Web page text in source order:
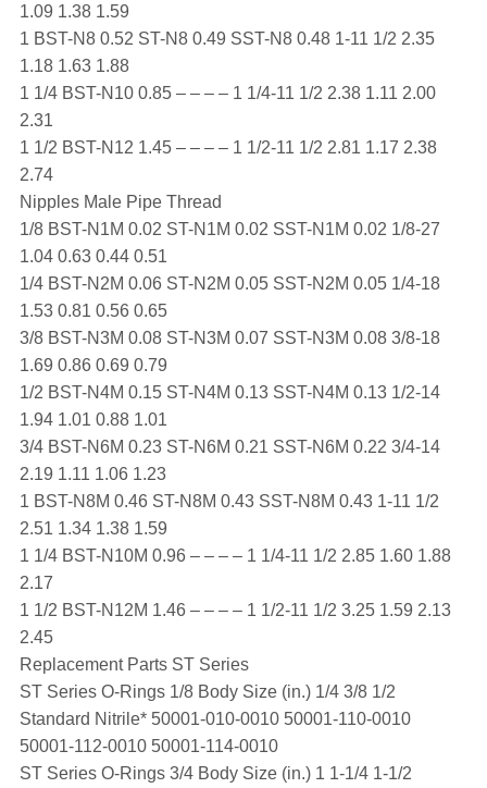
1.09 1.38 1.59
1 BST-N8 0.52 ST-N8 0.49 SST-N8 0.48 1-11 1/2 2.35
1.18 1.63 1.88
1 1/4 BST-N10 0.85 – – – – 1 1/4-11 1/2 2.38 1.11 2.00
2.31
1 1/2 BST-N12 1.45 – – – – 1 1/2-11 1/2 2.81 1.17 2.38
2.74
Nipples Male Pipe Thread
1/8 BST-N1M 0.02 ST-N1M 0.02 SST-N1M 0.02 1/8-27
1.04 0.63 0.44 0.51
1/4 BST-N2M 0.06 ST-N2M 0.05 SST-N2M 0.05 1/4-18
1.53 0.81 0.56 0.65
3/8 BST-N3M 0.08 ST-N3M 0.07 SST-N3M 0.08 3/8-18
1.69 0.86 0.69 0.79
1/2 BST-N4M 0.15 ST-N4M 0.13 SST-N4M 0.13 1/2-14
1.94 1.01 0.88 1.01
3/4 BST-N6M 0.23 ST-N6M 0.21 SST-N6M 0.22 3/4-14
2.19 1.11 1.06 1.23
1 BST-N8M 0.46 ST-N8M 0.43 SST-N8M 0.43 1-11 1/2
2.51 1.34 1.38 1.59
1 1/4 BST-N10M 0.96 – – – – 1 1/4-11 1/2 2.85 1.60 1.88
2.17
1 1/2 BST-N12M 1.46 – – – – 1 1/2-11 1/2 3.25 1.59 2.13
2.45
Replacement Parts ST Series
ST Series O-Rings 1/8 Body Size (in.) 1/4 3/8 1/2
Standard Nitrile* 50001-010-0010 50001-110-0010
50001-112-0010 50001-114-0010
ST Series O-Rings 3/4 Body Size (in.) 1 1-1/4 1-1/2